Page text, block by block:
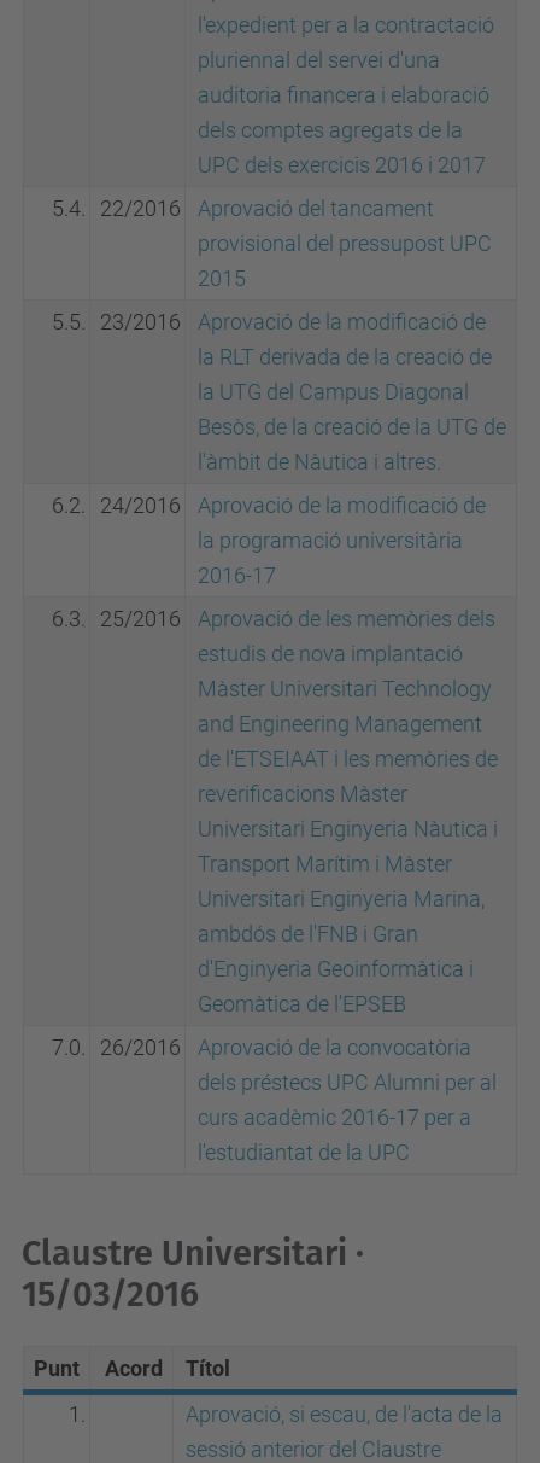
l'expedient per a la contractació
pluriennal del servei d'una
auditoria financera i elaboració
dels comptes agregats de la
UPC dels exercicis 2016 i 2017
5.4.
22/2016
Aprovació del tancament
provisional del pressupost UPC
2015
5.5.
23/2016
Aprovació de la modificació de
la RLT derivada de la creació de
la UTG del Campus Diagonal
Besòs, de la creació de la UTG de
l'àmbit de Nàutica i altres.
6.2.
24/2016
Aprovació de la modificació de
la programació universitària
2016-17
6.3.
25/2016
Aprovació de les memòries dels
estudis de nova implantació
Màster Universitari Technology
and Engineering Management
de l'ETSEIAAT i les memòries de
reverificacions Màster
Universitari Enginyeria Nàutica i
Transport Marítim i Màster
Universitari Enginyeria Marina,
ambdós de l'FNB i Gran
d'Enginyeria Geoinformàtica i
Geomàtica de l'EPSEB
7.0.
26/2016
Aprovació de la convocatòria
dels préstecs UPC Alumni per al
curs acadèmic 2016-17 per a
l'estudiantat de la UPC
Claustre Universitari ·
15/03/2016
Punt Acord
Títol
1.
Aprovació, si escau, de l'acta de la
sessió anterior del Claustre